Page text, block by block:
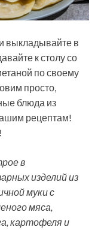
выкладывайте в
к столу со
по своему
просто,
блюда из
рецептам!
в
изделий из
муки с
мяса,
картофеля и